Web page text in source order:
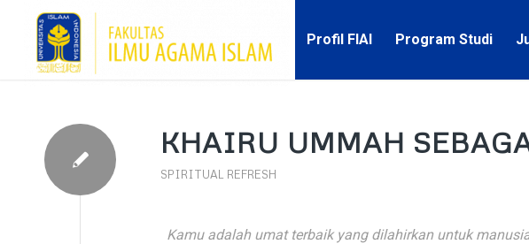
Profil FIAI Program Studi
KHAIRU UMMAH
SPIRITUAL REFRESH
Kamu adalah umat terbaik yang dilahirkan untuk